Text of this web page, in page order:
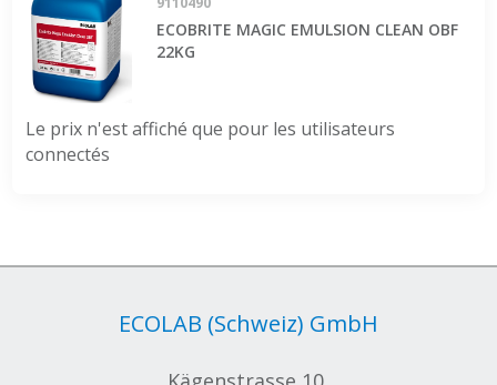
ECOBRITE MAGIC EMULSION CLEAN OBF
22KG
Le prix n'est affiché que pour les utilisateurs
connectés
ECOLAB (Schweiz) GmbH